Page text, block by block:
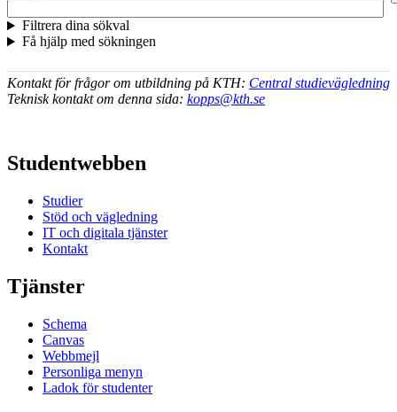
Filtrera dina sökval
Få hjälp med sökningen
Kontakt för frågor om utbildning på KTH: Central studievägledning
Teknisk kontakt om denna sida: kopps@kth.se
Studentwebben
Studier
Stöd och vägledning
IT och digitala tjänster
Kontakt
Tjänster
Schema
Canvas
Webbmejl
Personliga menyn
Ladok för studenter